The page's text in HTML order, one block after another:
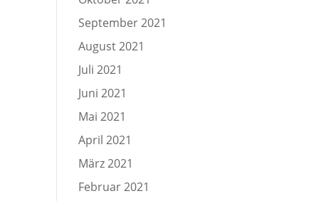
September 2021
August 2021
Juli 2021
Juni 2021
Mai 2021
April 2021
März 2021
Februar 2021